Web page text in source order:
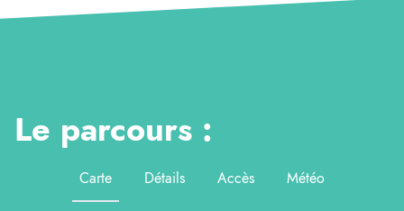
Le parcours :
Carte Détails Accès Météo